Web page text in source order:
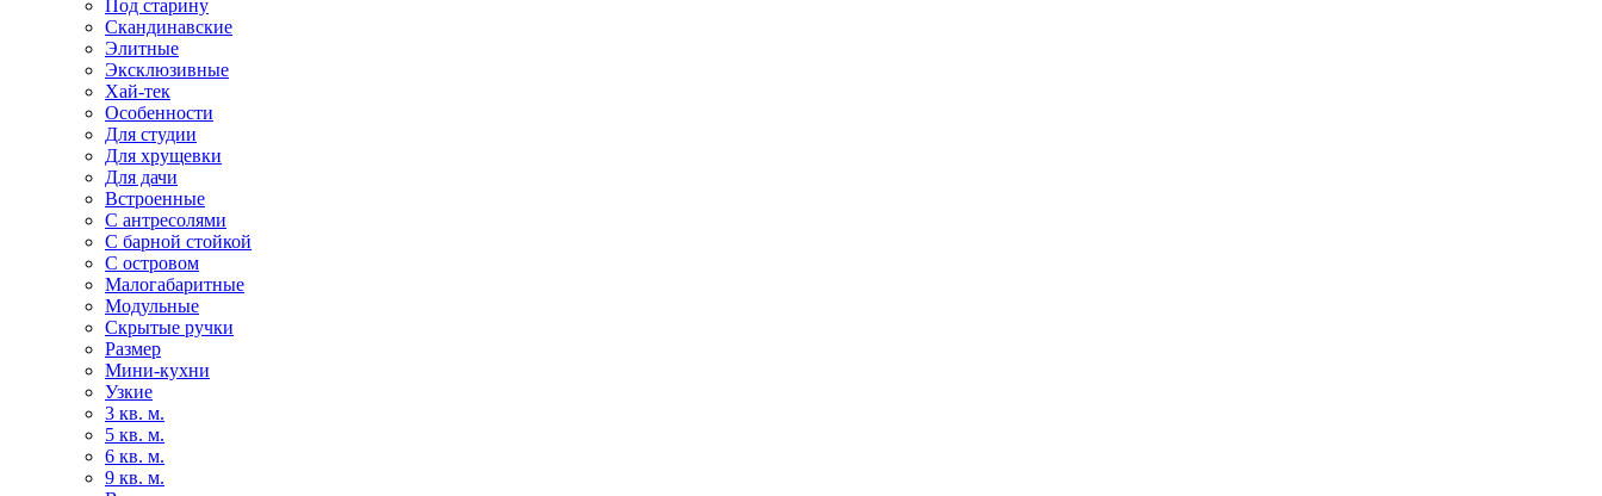
Под старину
Скандинавские
Элитные
Эксклюзивные
Хай-тек
Особенности
Для студии
Для хрущевки
Для дачи
Встроенные
С антресолями
С барной стойкой
С островом
Малогабаритные
Модульные
Скрытые ручки
Размер
Мини-кухни
Узкие
3 кв. м.
5 кв. м.
6 кв. м.
9 кв. м.